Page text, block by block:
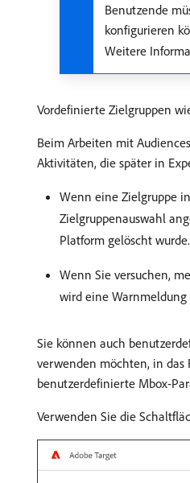
Benutzende
konfigurieren
Weitere
Vordefinierte Zielgruppen
Beim Arbeiten mit
Aktivitäten, die später in
Wenn eine Zielgruppe
Zielgruppenauswahl
Platform gelöscht wurde.
Wenn Sie versuchen,
wird eine Warnmeldung
Sie können auch
verwenden möchten, in das
benutzerdefinierte Mbox-
Verwenden Sie die